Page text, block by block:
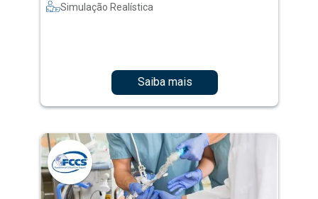
Simulação Realística
Saiba mais